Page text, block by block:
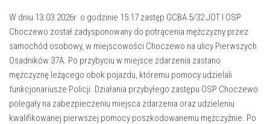
W dniu 13.03.2026r. o godzinie 15:17 zastęp GCBA 5/32 JOT I OSP
Choczewo został zadysponowany do potrącenia mężczyzny przez
samochód osobowy, w miejscowości Choczewo na ulicy Pierwszych
Osadników 37A. Po przybyciu w miejsce zdarzenia zastano
mężczyznę leżącego obok pojazdu, któremu pomocy udzielali
funkcjonariusze Policji. Działania przybyłego zastępu OSP Choczewo
polegały na zabezpieczeniu miejsca zdarzenia oraz udzieleniu
kwalifikowanej pierwszej pomocy poszkodowanemu mężczyźnie. Po